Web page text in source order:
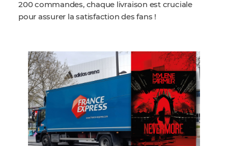
200 commandes, chaque livraison est cruciale
pour assurer la satisfaction des fans !